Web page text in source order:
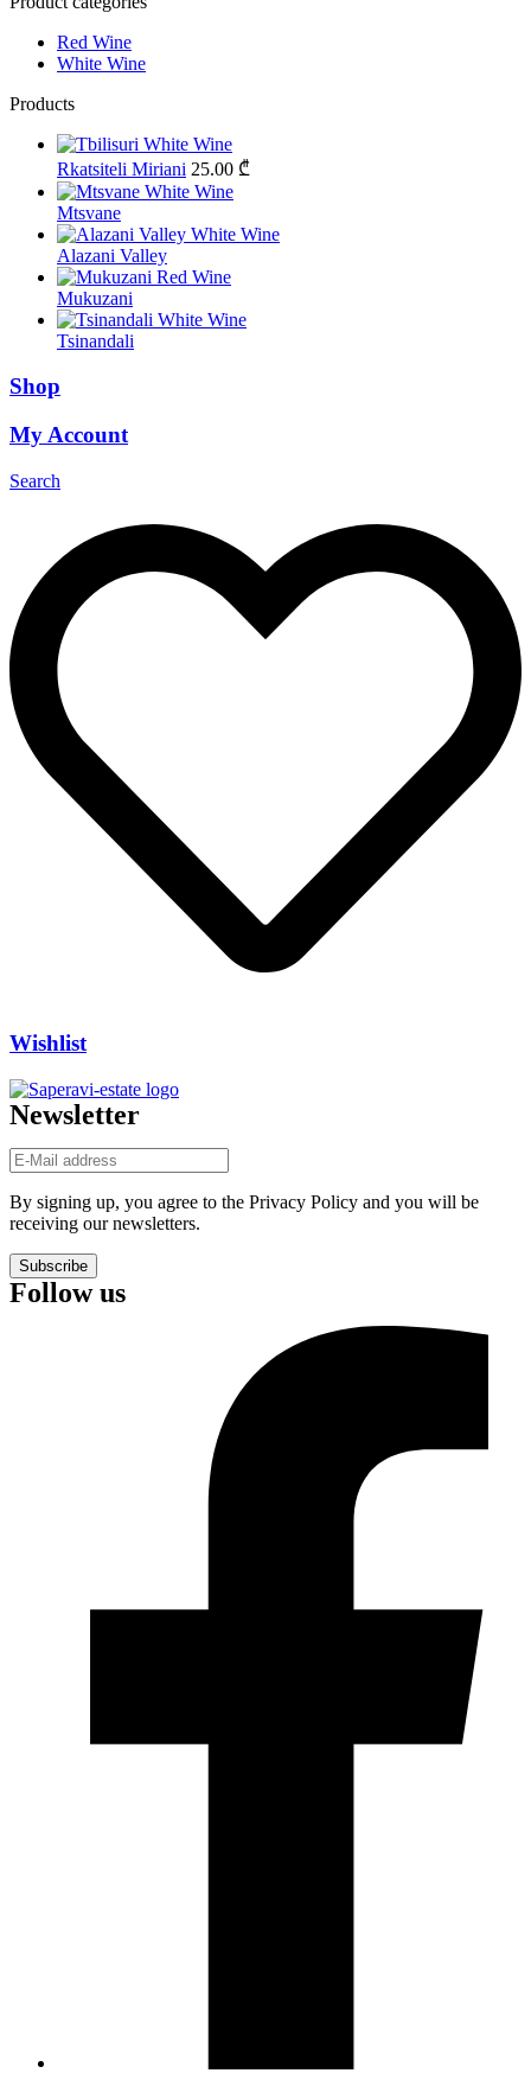
Red Wine
White Wine
Products
Rkatsiteli Miriani 25.00 ₾
Mtsvane
Alazani Valley
Mukuzani
Tsinandali
Shop
My Account
Search
Wishlist
Newsletter
By signing up, you agree to the Privacy Policy and you will be
receiving our newsletters.
Subscribe
Follow us